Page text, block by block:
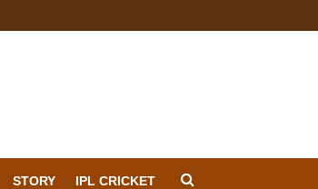
STORY IPL CRICKET